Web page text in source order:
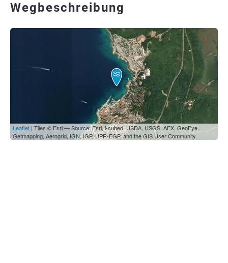
Wegbeschreibung
Leaflet | Tiles © Esri — Source: Esri, i-cubed, USDA, USGS, AEX, GeoEye,
Getmapping, Aerogrid, IGN, IGP, UPR-EGP, and the GIS User Community